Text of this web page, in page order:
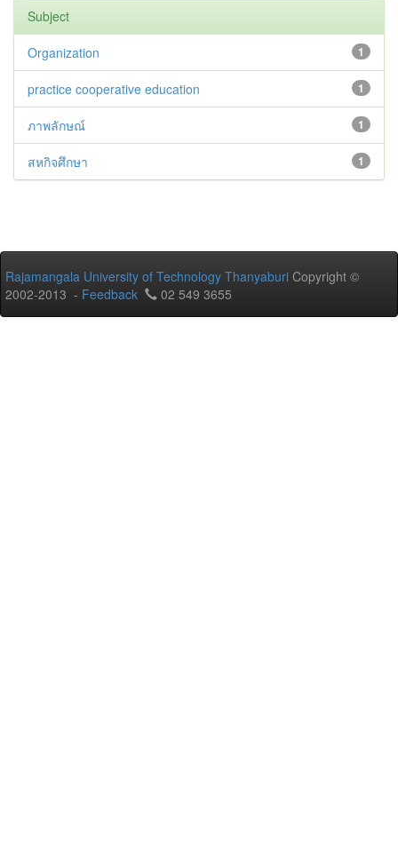
Subject
1
Organization
1
practice cooperative education
1
ภาพลักษณ์
1
สหกิจศึกษา
Rajamangala University of Technology Thanyaburi Copyright ©
2002-2013 - Feedback 02 549 3655